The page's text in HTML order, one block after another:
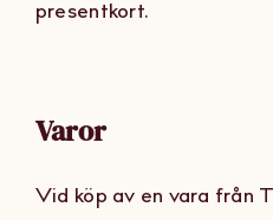
presentkort.
Varor
Vid köp av en vara från